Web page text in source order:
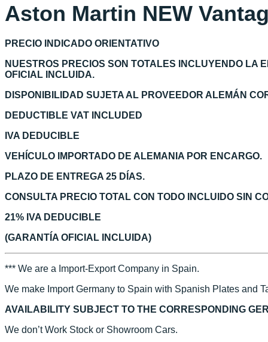
Aston Martin NEW
PRECIO INDICADO ORIENTATIVO
NUESTROS PRECIOS SON TOTALES INCLUYENDO LA
OFICIAL INCLUIDA.
DISPONIBILIDAD SUJETA AL PROVEEDOR ALEMÁN
DEDUCTIBLE VAT INCLUDED
IVA DEDUCIBLE
VEHÍCULO IMPORTADO DE ALEMANIA POR ENCARGO.
PLAZO DE ENTREGA 25 DÍAS.
CONSULTA PRECIO TOTAL CON TODO INCLUIDO SIN
21% IVA DEDUCIBLE
(GARANTÍA OFICIAL INCLUIDA)
*** We are a Import-Export Company in Spain.
We make Import Germany to Spain with Spanish Plates and
AVAILABILITY SUBJECT TO THE CORRESPONDING
We don’t Work Stock or Showroom Cars.